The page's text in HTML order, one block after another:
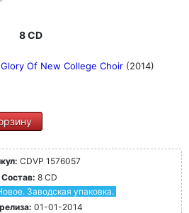
8 CD
Of New College Choir (2014)
CDVP 1576057
Состав: 8 CD
Заводская упаковка.
01-01-2014